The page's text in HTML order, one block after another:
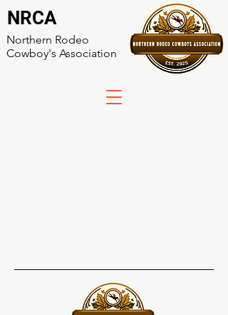
NRCA
Northern Rodeo
Cowboy's Association